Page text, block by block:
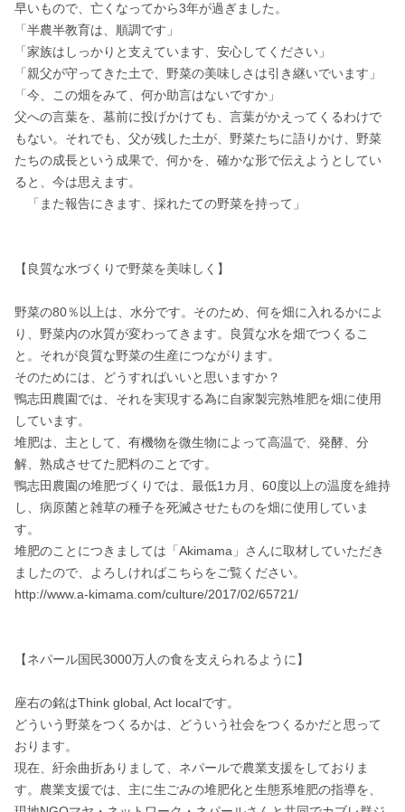
早いもので、亡くなってから3年が過ぎました。
「半農半教育は、順調です」
「家族はしっかりと支えています、安心してください」
「親父が守ってきた土で、野菜の美味しさは引き継いでいます」
「今、この畑をみて、何か助言はないですか」
父への言葉を、墓前に投げかけても、言葉がかえってくるわけで
もない。それでも、父が残した土が、野菜たちに語りかけ、野菜
たちの成長という成果で、何かを、確かな形で伝えようとしてい
ると、今は思えます。
「また報告にきます、採れたての野菜を持って」
【良質な水づくりで野菜を美味しく】
野菜の80％以上は、水分です。そのため、何を畑に入れるかによ
り、野菜内の水質が変わってきます。良質な水を畑でつくるこ
と。それが良質な野菜の生産につながります。
そのためには、どうすればいいと思いますか？
鴨志田農園では、それを実現する為に自家製完熟堆肥を畑に使用
しています。
堆肥は、主として、有機物を微生物によって高温で、発酵、分
解、熟成させてた肥料のことです。
鴨志田農園の堆肥づくりでは、最低1カ月、60度以上の温度を維持
し、病原菌と雑草の種子を死滅させたものを畑に使用していま
す。
堆肥のことにつきましては「Akimama」さんに取材していただき
ましたので、よろしければこちらをご覧ください。
http://www.a-kimama.com/culture/2017/02/65721/
【ネパール国民3000万人の食を支えられるように】
座右の銘はThink global, Act localです。
どういう野菜をつくるかは、どういう社会をつくるかだと思って
おります。
現在、紆余曲折ありまして、ネパールで農業支援をしておりま
す。農業支援では、主に生ごみの堆肥化と生態系堆肥の指導を、